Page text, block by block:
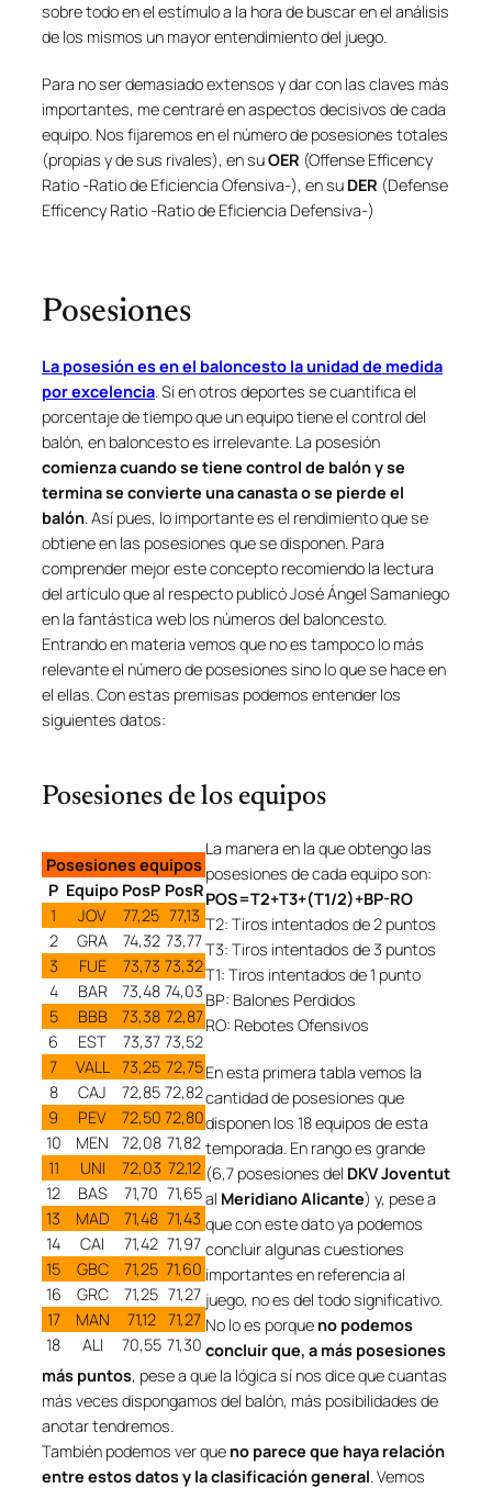
sobre todo en el estímulo a la hora de buscar en el análisis
de los mismos un mayor entendimiento del juego.
Para no ser demasiado extensos y dar con las claves más
importantes, me centraré en aspectos decisivos de cada
equipo. Nos fijaremos en el número de posesiones totales
(propias y de sus rivales), en suOER (Offense Efficency
Ratio -Ratio de Eficiencia Ofensiva-), en su DER (Defense
Efficency Ratio -Ratio de Eficiencia Defensiva-)
Posesiones
La posesión es en el baloncesto la unidad de medida
por excelencia . Si en otros deportes se cuantifica el
porcentaje de tiempo que un equipo tiene el control del
balón, en baloncesto es irrelevante. La posesión
comienza cuando se tiene control de balón y se
termina se convierte una canasta o se pierde el
balón . Así pues, lo importante es el rendimiento que se
obtiene en las posesiones que se disponen. Para
comprender mejor este concepto recomiendo la lectura
del artículo que al respecto publicó José Ángel Samaniego
en la fantástica web los números del baloncesto.
Entrando en materia vemos que no es tampoco lo más
relevante el número de posesiones sino lo que se hace en
el ellas. Con estas premisas podemos entender los
siguientes datos:
Posesiones de los equipos
Posesiones equipos
P Equipo PosP PosR
1
JOV 77,25 77,13
2
GRA 74,32 73,77
3
FUE 73,73 73,32
4
BAR 73,48 74,03
5
BBB 73,38 72,87
6
EST 73,37 73,52
7
VALL 73,25 72,75
8
CAJ 72,85 72,82
9
PEV 72,50 72,80
10
MEN 72,08 71,82
11
UNI 72,03 72,12
12
BAS 71,70 71,65
13
MAD 71,48 71,43
14
CAI 71,42 71,97
15
GBC 71,25 71,60
16
GRC 71,25 71,27
17
MAN 71,12
71,27
18
ALI 70,55 71,30
La manera en la que obtengo las
posesiones de cada equipo son:
POS=T2+T3+(T1/2)+BP-RO
T2: Tiros intentados de 2 puntos
T3: Tiros intentados de 3 puntos
T1: Tiros intentados de 1 punto
BP: Balones Perdidos
RO: Rebotes Ofensivos
En esta primera tabla vemos la
cantidad de posesiones que
disponen los 18 equipos de esta
temporada. En rango es grande
(6,7 posesiones del DKV Joventut
al Meridiano Alicante) y, pese a
que con este dato ya podemos
concluir algunas cuestiones
importantes en referencia al
juego, no es del todo significativo.
No lo es porque no podemos
concluir que, a más posesiones
más puntos, pese a que la lógica sí nos dice que cuantas
más veces dispongamos del balón, más posibilidades de
anotar tendremos.
También podemos ver que no parece que haya relación
entre estos datos y la clasificación general . Vemos